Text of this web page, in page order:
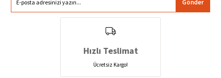
Gönder
Hızlı Teslimat
Ücretsiz Kargo!